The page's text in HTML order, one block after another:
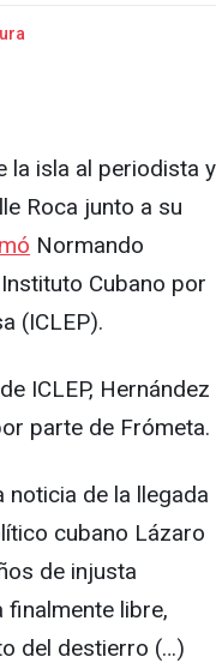
la isla al periodista y
Roca junto a su
Normando
Cubano por
(ICLEP).
ICLEP, Hernández
parte de Frómeta.
noticia de la llegada
cubano Lázaro
de injusta
finalmente libre,
del destierro (…)